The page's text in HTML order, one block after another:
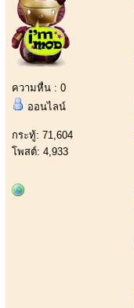
ความหื่น : 0
ออนไลน์
กระทู้: 71,604
โพสต์: 4,933